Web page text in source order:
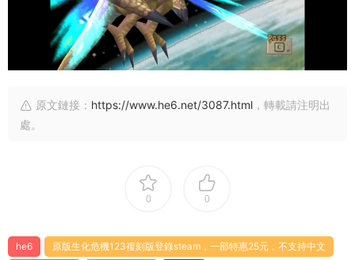
原文鏈接： https://www.he6.net/3087.html ，轉載請注明出
處。
0 0
he6 原版生化危機123複刻版登錄steam，一部特惠25元，不支持中文